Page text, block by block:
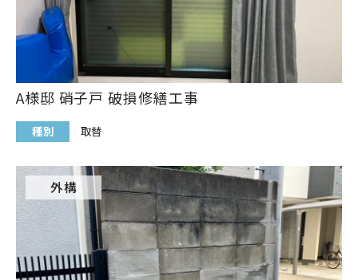
A様邸 硝子戸 破損修繕工事
種別 取替
外構